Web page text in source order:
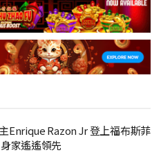
Enrique Razon Jr 登上福布斯菲
家遙遙領先